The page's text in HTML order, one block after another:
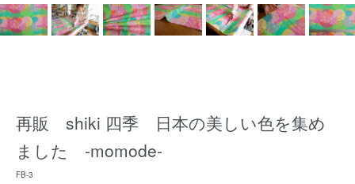
再販 shiki 四季 日本の美しい色を集め
ました -momode-
FB-3